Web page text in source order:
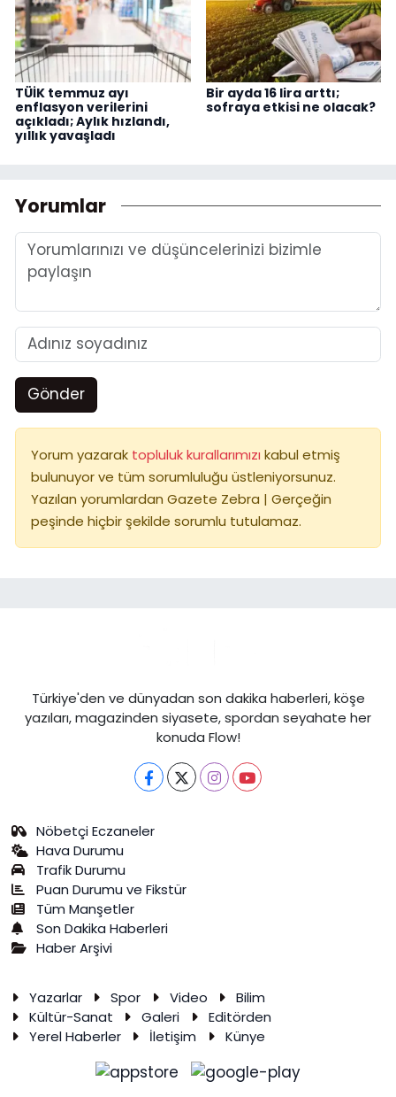
TÜİK temmuz ayı
enflasyon verilerini
açıkladı; Aylık hızlandı,
yıllık yavaşladı
Bir ayda 16 lira arttı;
sofraya etkisi ne olacak?
Yorumlar
Gönder
Yorum yazarak topluluk kurallarımızı kabul etmiş
bulunuyor ve tüm sorumluluğu üstleniyorsunuz.
Yazılan yorumlardan Gazete Zebra | Gerçeğin
peşinde hiçbir şekilde sorumlu tutulamaz.
Türkiye'den ve dünyadan son dakika haberleri, köşe
yazıları, magazinden siyasete, spordan seyahate her
konuda Flow!
Nöbetçi Eczaneler
Hava Durumu
Trafik Durumu
Puan Durumu ve Fikstür
Tüm Manşetler
Son Dakika Haberleri
Haber Arşivi
Yazarlar Spor Video
Bilim
Kültür-Sanat
Galeri
Editörden
Yerel Haberler
İletişim Künye